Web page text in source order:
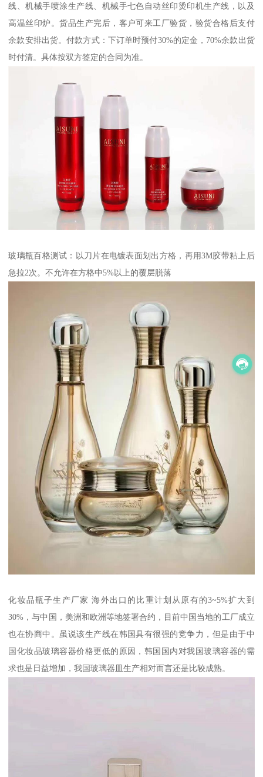
线、机械手喷涂生产线、机械手七色自动丝印烫印机生产线，以及
高温丝印炉。货品生产完后，客户可来工厂验货，验货合格后支付
余款安排出货。付款方式：下订单时预付30%的定金，70%余款出货
时付清。具体按双方签定的合同为准。
玻璃瓶百格测试：以刀片在电镀表面划出方格，再用3M胶带粘上后
急拉2次。不允许在方格中5%以上的覆层脱落
化妆品瓶子生产厂家 海外出口的比重计划从原有的3~5%扩大到
30%，与中国，美洲和欧洲等地签署合约，目前中国当地的工厂成立
也在协商中。虽说该生产线在韩国具有很强的竞争力，但是由于中
国化妆品玻璃容器价格更低的原因，韩国国内对我国玻璃容器的需
求也是日益增加，我国玻璃器皿生产相对而言还是比较成熟。